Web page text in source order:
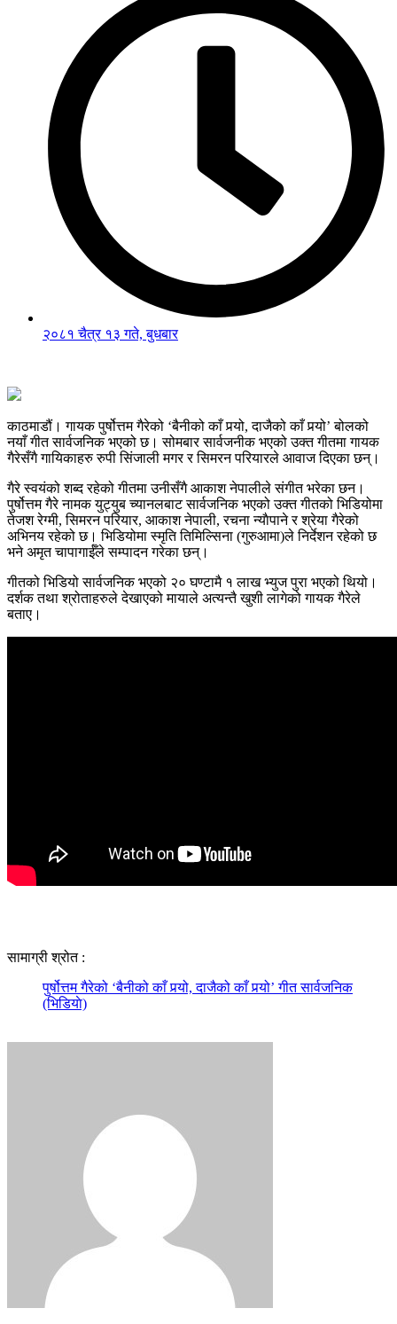
२०८१ चैत्र १३ गते, बुधबार
काठमाडौं। गायक पुर्षोत्तम गैरेको ‘बैनीको काँ पर्‍यो, दाजैको काँ पर्‍यो’ बोलको
नयाँ गीत सार्वजनिक भएको छ। सोमबार सार्वजनीक भएको उक्त गीतमा गायक
गैरेसँगै गायिकाहरु रुपी सिंजाली मगर र सिमरन परियारले आवाज दिएका छन्।
गैरे स्वयंको शब्द रहेको गीतमा उनीसँगै आकाश नेपालीले संगीत भरेका छन।
पुर्षोत्तम गैरे नामक युट्युब च्यानलबाट सार्वजनिक भएको उक्त गीतको भिडियोमा
तेजश रेग्मी, सिमरन परियार, आकाश नेपाली, रचना न्याैपाने र श्रेया गैरेको
अभिनय रहेको छ। भिडियोमा स्मृति तिमिल्सिना (गुरुआमा)ले निर्देशन रहेको छ
भने अमृत चापागाईँले सम्पादन गरेका छन्।
गीतको भिडियो सार्वजनिक भएको २० घण्टामै १ लाख भ्युज पुरा भएको थियो।
दर्शक तथा श्रोताहरुले देखाएको मायाले अत्यन्तै खुशी लागेको गायक गैरेले
बताए।
सामाग्री श्रोत :
पुर्षोत्तम गैरेको ‘बैनीको काँ पर्‍यो, दाजैको काँ पर्‍यो’ गीत सार्वजनिक
(भिडियाे)